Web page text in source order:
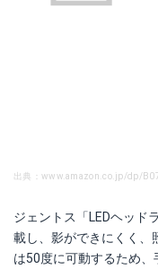
出典：www.amazon.co.jp/dp/
ジェントス「LEDヘッド
載し、影ができにくく、
は50度に可動するため